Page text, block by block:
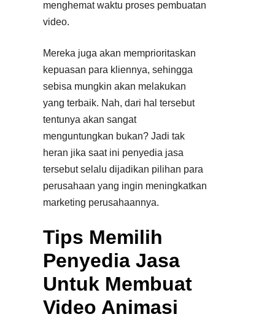
menghemat waktu proses pembuatan
video.
Mereka juga akan memprioritaskan
kepuasan para kliennya, sehingga
sebisa mungkin akan melakukan
yang terbaik. Nah, dari hal tersebut
tentunya akan sangat
menguntungkan bukan? Jadi tak
heran jika saat ini penyedia jasa
tersebut selalu dijadikan pilihan para
perusahaan yang ingin meningkatkan
marketing perusahaannya.
Tips Memilih
Penyedia Jasa
Untuk Membuat
Video Animasi